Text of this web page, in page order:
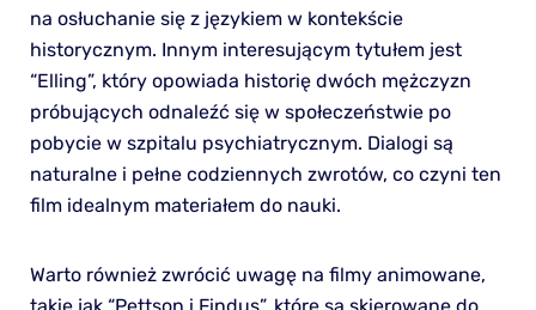
na osłuchanie się z językiem w kontekście
historycznym. Innym interesującym tytułem jest
“Elling”, który opowiada historię dwóch mężczyzn
próbujących odnaleźć się w społeczeństwie po
pobycie w szpitalu psychiatrycznym. Dialogi są
naturalne i pełne codziennych zwrotów, co czyni ten
film idealnym materiałem do nauki.
Warto również zwrócić uwagę na filmy animowane,